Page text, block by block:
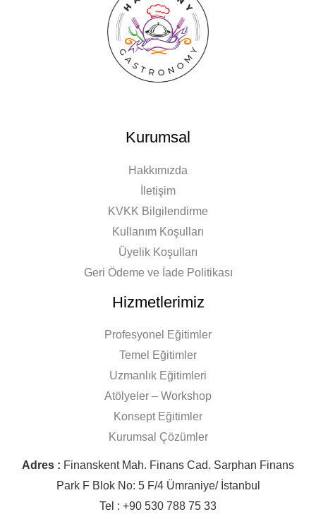
Kurumsal
Hakkımızda
İletişim
KVKK Bilgilendirme
Kullanım Koşulları
Üyelik Koşulları
Geri Ödeme ve İade Politikası
Hizmetlerimiz
Profesyonel Eğitimler
Temel Eğitimler
Uzmanlık Eğitimleri
Atölyeler – Workshop
Konsept Eğitimler
Kurumsal Çözümler
Adres : Finanskent Mah. Finans Cad. Sarphan Finans
Park F Blok No: 5 F/4 Ümraniye/ İstanbul
Tel : +90 530 788 75 33